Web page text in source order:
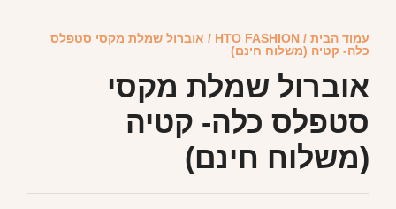
עמוד הבית /
HTO FASHION / אוברול שמלת מקסי סטפלס
כלה- קטיה (משלוח חינם)
אוברול שמלת מקסי
סטפלס כלה- קטיה
(משלוח חינם)